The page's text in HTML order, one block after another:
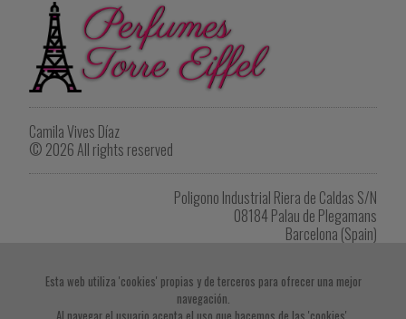
Camila Vives Díaz
© 2026 All rights reserved
Poligono Industrial Riera de Caldas S/N
08184 Palau de Plegamans
Barcelona (Spain)
Imprimir listado de productos
Esta web utiliza 'cookies' propias y de terceros para ofrecer una mejor
navegación.